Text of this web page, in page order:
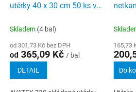
utěrky 40 x 30 cm 50 ks v
Skladem (4 bal)
od 301,73 Kč bez DPH
od 365,09 Kč / bal
DETAIL
165,73
Do